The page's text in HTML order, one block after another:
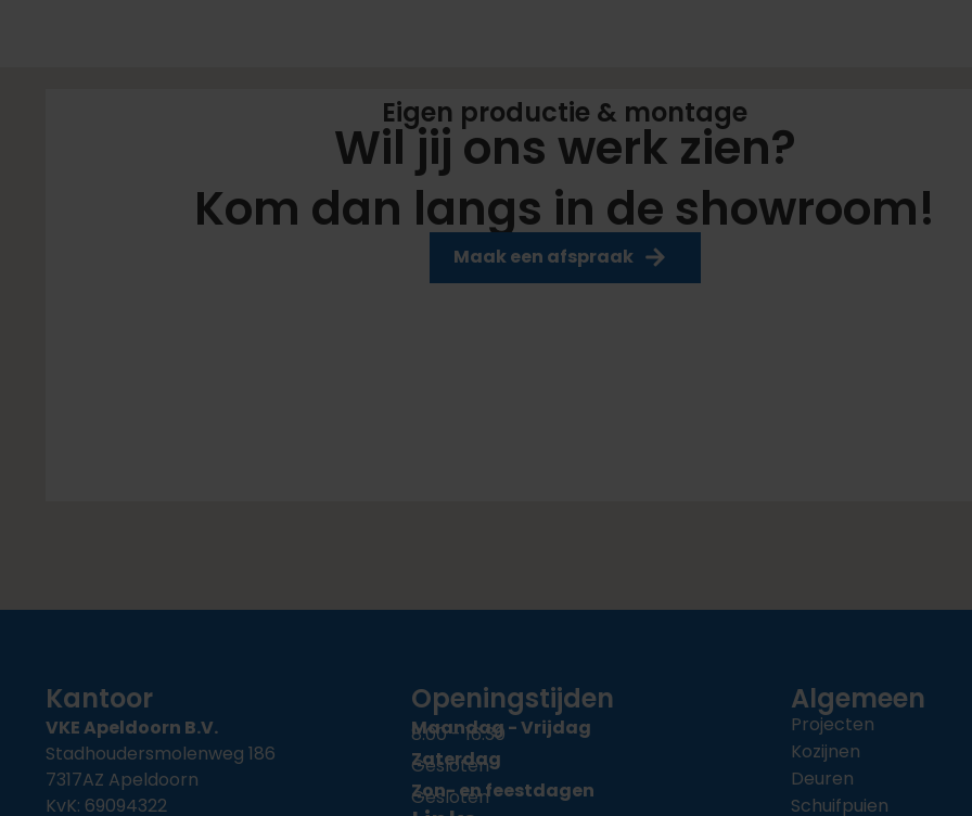
Eigen productie & montage
Wil jij ons werk zien?
Kom dan langs in de showroom!
Maak een afspraak
Kantoor
VKE Apeldoorn B.V.
Stadhoudersmolenweg 186
7317AZ Apeldoorn
KvK: 69094322
Openingstijden
Maandag - Vrijdag
8:00 - 16:30
Zaterdag
Gesloten
Zon- en feestdagen
Gesloten
Algemeen
Projecten
Kozijnen
Deuren
Schuifpuien